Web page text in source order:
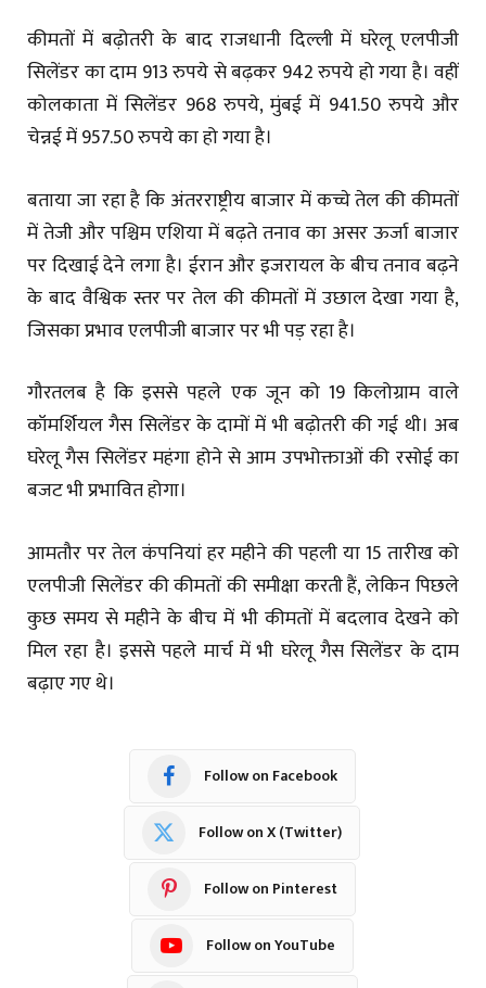
कीमतों में बढ़ोतरी के बाद राजधानी दिल्ली में घरेलू एलपीजी
सिलेंडर का दाम 913 रुपये से बढ़कर 942 रुपये हो गया है। वहीं
कोलकाता में सिलेंडर 968 रुपये, मुंबई में 941.50 रुपये और
चेन्नई में 957.50 रुपये का हो गया है।
बताया जा रहा है कि अंतरराष्ट्रीय बाजार में कच्चे तेल की कीमतों
में तेजी और पश्चिम एशिया में बढ़ते तनाव का असर ऊर्जा बाजार
पर दिखाई देने लगा है। ईरान और इजरायल के बीच तनाव बढ़ने
के बाद वैश्विक स्तर पर तेल की कीमतों में उछाल देखा गया है,
जिसका प्रभाव एलपीजी बाजार पर भी पड़ रहा है।
गौरतलब है कि इससे पहले एक जून को 19 किलोग्राम वाले
कॉमर्शियल गैस सिलेंडर के दामों में भी बढ़ोतरी की गई थी। अब
घरेलू गैस सिलेंडर महंगा होने से आम उपभोक्ताओं की रसोई का
बजट भी प्रभावित होगा।
आमतौर पर तेल कंपनियां हर महीने की पहली या 15 तारीख को
एलपीजी सिलेंडर की कीमतों की समीक्षा करती हैं, लेकिन पिछले
कुछ समय से महीने के बीच में भी कीमतों में बदलाव देखने को
मिल रहा है। इससे पहले मार्च में भी घरेलू गैस सिलेंडर के दाम
बढ़ाए गए थे।
Follow on Facebook
Follow on X (Twitter)
Follow on Pinterest
Follow on YouTube